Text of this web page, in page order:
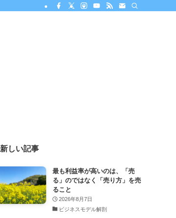
新しい記事
最も利益率が高いのは、「売
る」のではなく「売り方」を売
ること
2026年8月7日
ビジネスモデル解剖